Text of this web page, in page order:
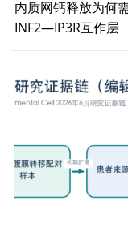
内质网钙释放为何
INF2—IP3R互作层